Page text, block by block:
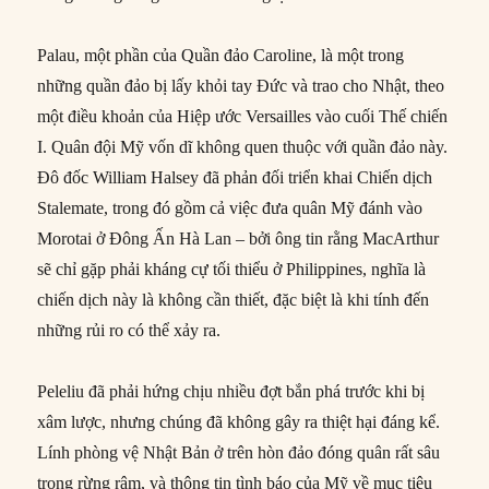
Palau, một phần của Quần đảo Caroline, là một trong
những quần đảo bị lấy khỏi tay Đức và trao cho Nhật, theo
một điều khoản của Hiệp ước Versailles vào cuối Thế chiến
I. Quân đội Mỹ vốn dĩ không quen thuộc với quần đảo này.
Đô đốc William Halsey đã phản đối triển khai Chiến dịch
Stalemate, trong đó gồm cả việc đưa quân Mỹ đánh vào
Morotai ở Đông Ấn Hà Lan – bởi ông tin rằng MacArthur
sẽ chỉ gặp phải kháng cự tối thiểu ở Philippines, nghĩa là
chiến dịch này là không cần thiết, đặc biệt là khi tính đến
những rủi ro có thể xảy ra.
Peleliu đã phải hứng chịu nhiều đợt bắn phá trước khi bị
xâm lược, nhưng chúng đã không gây ra thiệt hại đáng kể.
Lính phòng vệ Nhật Bản ở trên hòn đảo đóng quân rất sâu
trong rừng rậm, và thông tin tình báo của Mỹ về mục tiêu